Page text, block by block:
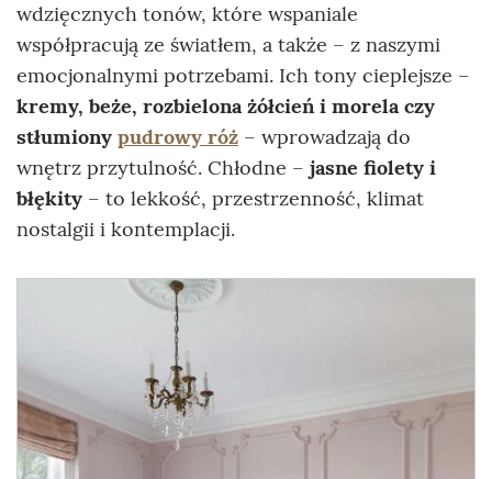
wdzięcznych tonów, które wspaniale
współpracują ze światłem, a także – z naszymi
emocjonalnymi potrzebami. Ich tony cieplejsze –
kremy, beże, rozbielona żółcień i morela czy
stłumiony pudrowy róż – wprowadzają do
wnętrz przytulność. Chłodne – jasne fiolety i
błękity – to lekkość, przestrzenność, klimat
nostalgii i kontemplacji.